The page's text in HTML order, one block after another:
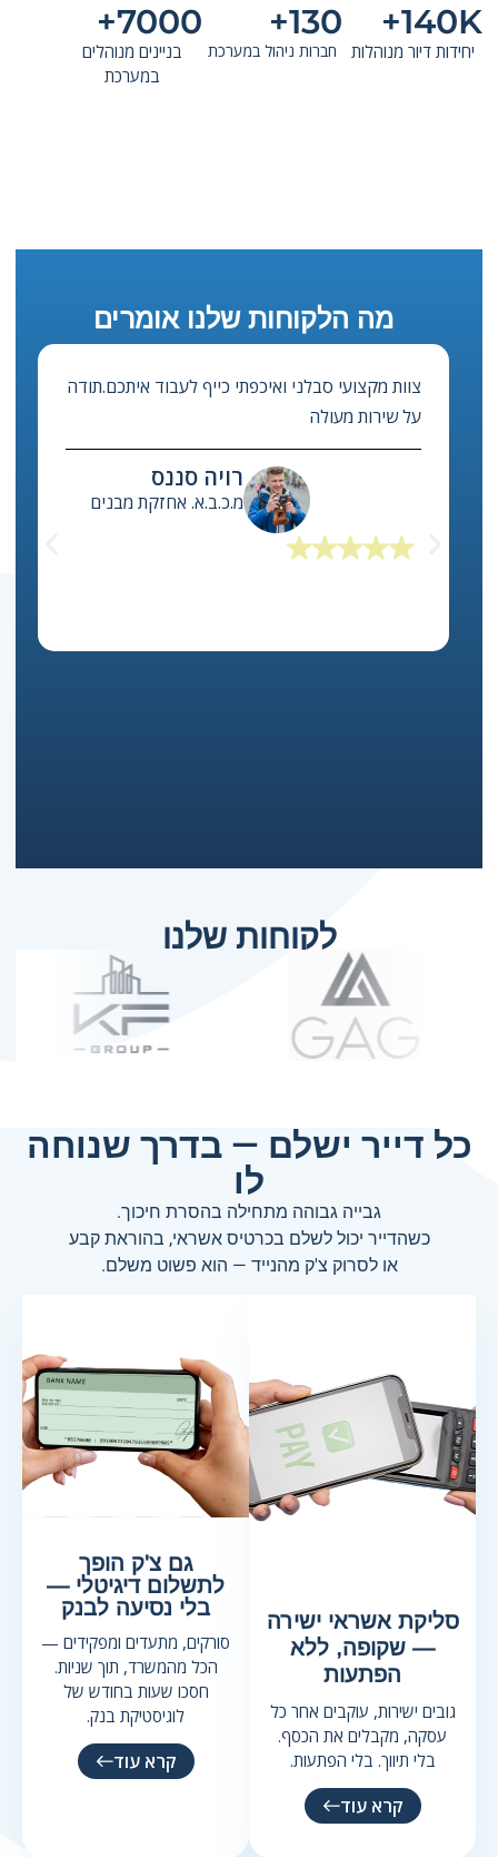
140K+
יחידות דיור מנוהלות
130+
חברות ניהול במערכת
7000+
בניינים מנוהלים
במערכת
מה הלקוחות שלנו אומרים
מערכת בילד אפ מסייעת לנו מאוד לנהל ביעילות את
אחזקת הבניינים המשותפים, לבצע תחזוקה מונעת
למערכות ולטפל במהירות בפניות שירות!
יואב לוי
לקוחות שלנו
כל דייר ישלם — בדרך שנוחה
לו
גבייה גבוהה מתחילה בהסרת חיכוך.
כשהדייר יכול לשלם בכרטיס אשראי, בהוראת קבע
או לסרוק צ'ק מהנייד — הוא פשוט משלם.
גם צ'ק הופך
לתשלום דיגיטלי —
בלי נסיעה לבנק
סורקים, מתעדים ומפקידים —
הכל מהמשרד, תוך שניות.
חסכו שעות בחודש של
לוגיסטיקת בנק.
קרא עוד
סליקת אשראי ישירה
— שקופה, ללא
הפתעות
גובים ישירות, עוקבים אחר כל
עסקה, מקבלים את הכסף.
בלי תיווך. בלי הפתעות.
קרא עוד